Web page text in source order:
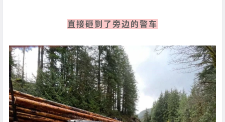
直接砸到了旁边的警车